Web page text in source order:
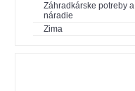
Záhradkárske potreby a
náradie
Zima